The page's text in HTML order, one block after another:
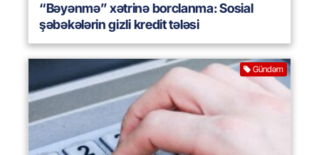
“Bəyənmə” xətrinə borclanma: Sosial
şəbəkələrin gizli kredit tələsi
Gündəm